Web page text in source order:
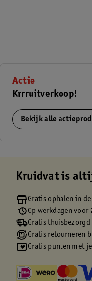
Actie
Krrruitverkoop!
Bekijk alle
Kruidvat is
Gratis ophalen in
Op werkdagen
Gratis
Gratis retourneren
Gratis punten met